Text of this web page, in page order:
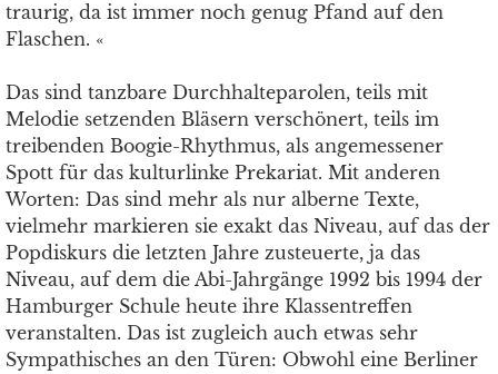
traurig, da ist immer noch genug Pfand auf den
Flaschen. «
Das sind tanzbare Durchhalteparolen, teils mit
Melodie setzenden Bläsern verschönert, teils im
treibenden Boogie-Rhythmus, als angemessener
Spott für das kulturlinke Prekariat. Mit anderen
Worten: Das sind mehr als nur alberne Texte,
vielmehr markieren sie exakt das Niveau, auf das der
Popdiskurs die letzten Jahre zusteuerte, ja das
Niveau, auf dem die Abi-Jahrgänge 1992 bis 1994 der
Hamburger Schule heute ihre Klassentreffen
veranstalten. Das ist zugleich auch etwas sehr
Sympathisches an den Türen: Obwohl eine Berliner